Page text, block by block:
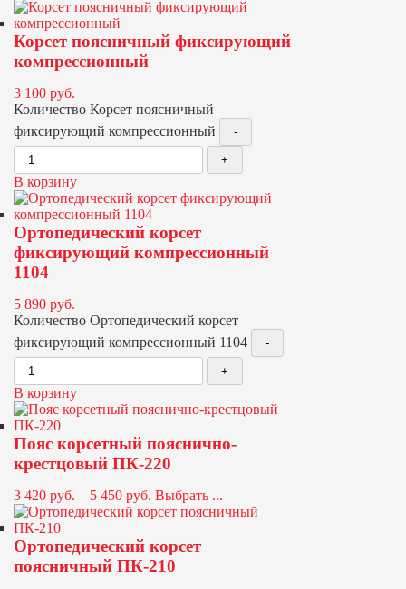
Корсет поясничный фиксирующий
компрессионный
3 100 руб.
Количество Корсет поясничный
фиксирующий компрессионный
В корзину
Ортопедический корсет
фиксирующий компрессионный
1104
5 890 руб.
Количество Ортопедический корсет
фиксирующий компрессионный 1104
В корзину
Пояс корсетный пояснично-
крестцовый ПК-220
3 420 руб. – 5 450 руб. Выбрать ...
Ортопедический корсет
поясничный ПК-210